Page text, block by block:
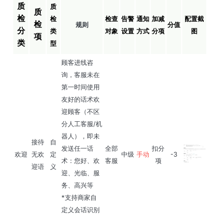
质
检
分
类
质
检
项
质
检
类
型
规则
检查
对象
告警
设置
通知
方式
加减
分项
分值
配置截
图
欢迎
接待
无欢
迎语
自
定
义
顾客进线咨
询，客服未在
第一时间使用
友好的话术欢
迎顾客（不区
分人工客服/机
器人），即未
发送任一话
术：您好、欢
迎、光临、服
务、高兴等
*支持商家自
定义会话识别
全部
客服
中级 手动
扣分
项
-3